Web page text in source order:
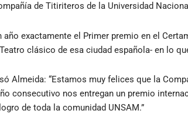
de Titiriteros de la Universidad
año exactamente el Primer premio en el
clásico de esa ciudad española- en lo
Almeida: “Estamos muy felices que la
consecutivo nos entregan un premio
de toda la comunidad UNSAM.”